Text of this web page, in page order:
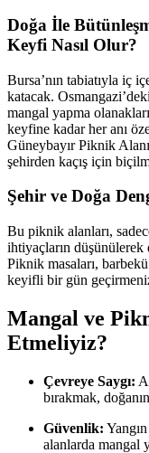
Doğa İle
Keyfi Nasıl Olur?
Bursa’nın tabiatıyla iç
katacak.
mangal yapma
keyfine kadar her anı
Güneybayır Piknik
şehirden kaçış için
Şehir ve Doğa
Bu piknik alanları,
ihtiyaçların düşünülerek
Piknik masaları,
keyifli bir gün
Mangal ve
Etmeliyiz?
Çevreye Saygı:
bırakmak,
Güvenlik:
alanlarda mangal